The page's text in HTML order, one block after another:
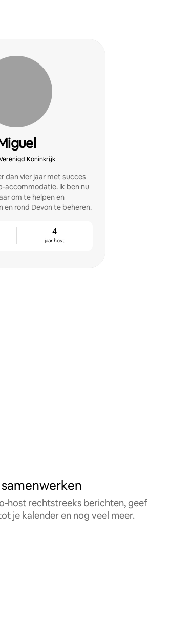
Koninkrijk
dan vier jaar met succes
accommodatie. Ik ben nu
om te helpen en
en rond Devon te beheren.
4
jaar host
rechtstreeks berichten, geef
je kalender en nog veel meer.